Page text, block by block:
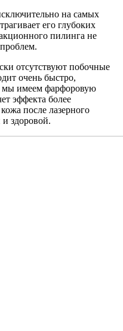
на самых
его глубоких
пилинга не
отсутствуют побочные
очень быстро,
мы имеем фарфоровую
эффекта более
после лазерного
здоровой.